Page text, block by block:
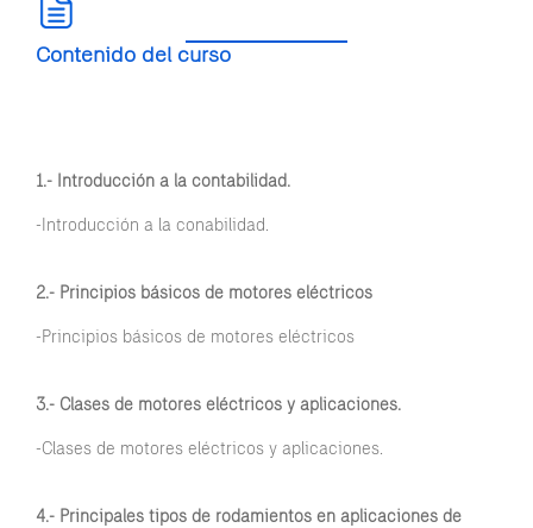
Contenido del curso
1.- Introducción a la contabilidad.
-Introducción a la conabilidad.
2.- Principios básicos de motores eléctricos
-Principios básicos de motores eléctricos
3.- Clases de motores eléctricos y aplicaciones.
-Clases de motores eléctricos y aplicaciones.
4.- Principales tipos de rodamientos en aplicaciones de